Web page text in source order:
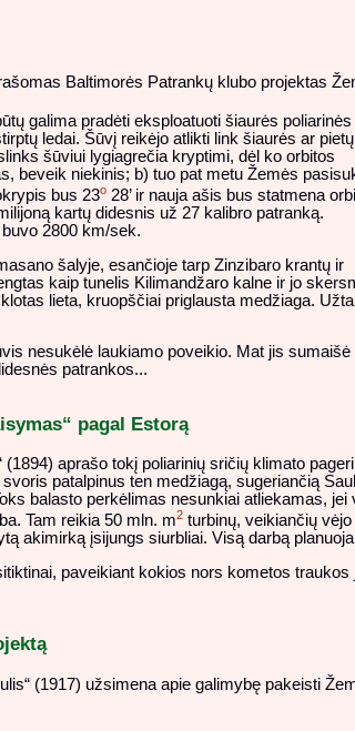
Baltimorės Patrankų klubo projektas
galima pradėti eksploatuoti šiaurės poliarinės
ledai. Šūvį reikėjo atlikti link šiaurės ar
šūviui lygiagrečia kryptimi, dėl ko orbitos
beveik niekinis; b) tuo pat metu Žemės
bus 23o28’ ir nauja ašis bus statmena
kartų didesnis už 27 kalibro patranką.
2800 km/sek.
šalyje, esančioje tarp Zinzibaro krantų ir
kaip tunelis Kilimandžaro kalne ir jo
lieta, kruopščiai priglausta medžiaga.
nesukėlė laukiamo poveikio. Mat jis
patrankos...
pagal Estorą
aprašo tokį poliarinių sričių klimato
patalpinus ten medžiagą, sugeriančią
balasto perkėlimas nesunkiai atliekamas,
Tam reikia 50 mln. m2turbinų, veikiančių vėjo
akimirką įsijungs siurbliai. Visą darbą
paveikiant kokios nors kometos
(1917) užsimena apie galimybę pakeisti